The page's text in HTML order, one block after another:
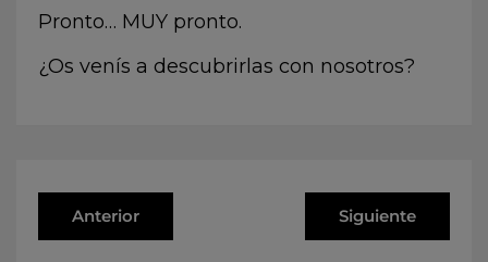
Pronto… MUY pronto.
¿Os venís a descubrirlas con nosotros?
Anterior Siguiente